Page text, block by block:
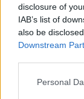
disclosure of
IAB’s list of
also be
Downstream
Personal